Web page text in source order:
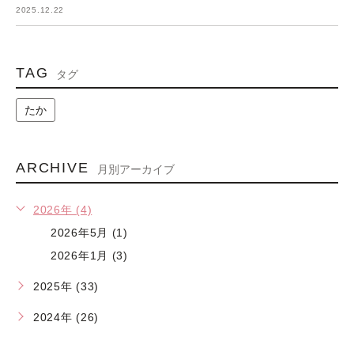
2025.12.22
TAG タグ
たか
ARCHIVE 月別アーカイブ
2026年 (4)
2026年5月 (1)
2026年1月 (3)
2025年 (33)
2024年 (26)